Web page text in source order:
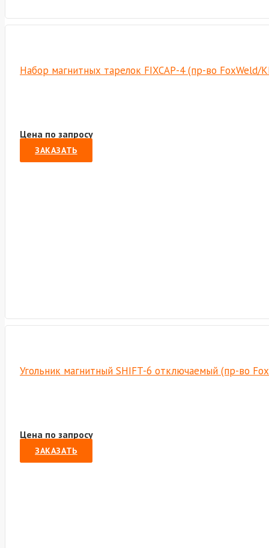
Набор магнитных тарелок FIXCAP-4 (пр-во FoxWeld/
Цена по запросу
ЗАКАЗАТЬ
Угольник магнитный SHIFT-6 отключаемый (пр-во
Цена по запросу
ЗАКАЗАТЬ